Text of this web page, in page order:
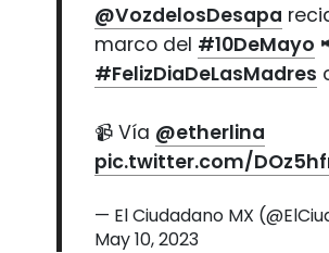
@VozdelosDesapa
marco del #10DeMayo
#FelizDiaDeLasMadres
📹 Vía @etherlina
pic.twitter.com/
— El Ciudadano MX
May 10, 2023